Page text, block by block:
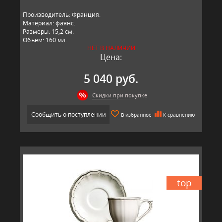
Производитель: Франция.
Материал: фаянс.
Размеры: 15,2 см.
Объем: 160 мл.
НЕТ В НАЛИЧИИ
Цена:
5 040 руб.
Скидки при покупке
Сообщить о поступлении В избранное К сравнению
top